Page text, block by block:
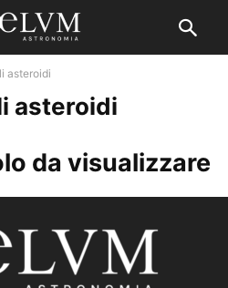
asteroidi
asteroidi
da visualizzare